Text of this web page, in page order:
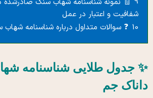
شفافیت و اعتبار در عمل
10 ❓ سوالات متداول درباره شناسنامه
✨ جدول طلایی شناسنامه
داناک جم